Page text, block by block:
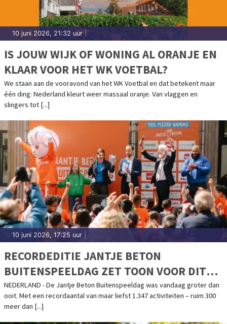
10 juni 2026, 21:32 uur
IS JOUW WIJK OF WONING AL ORANJE EN
KLAAR VOOR HET WK VOETBAL?
We staan aan de vooravond van het WK Voetbal en dat betekent maar
één ding: Nederland kleurt weer massaal oranje. Van vlaggen en
slingers tot [...]
10 juni 2026, 17:25 uur
RECORDEDITIE JANTJE BETON
BUITENSPEELDAG ZET TOON VOOR DIT
SPEELJAAR
NEDERLAND - De Jantje Beton Buitenspeeldag was vandaag groter dan
ooit. Met een recordaantal van maar liefst 1.347 activiteiten – ruim 300
meer dan [...]